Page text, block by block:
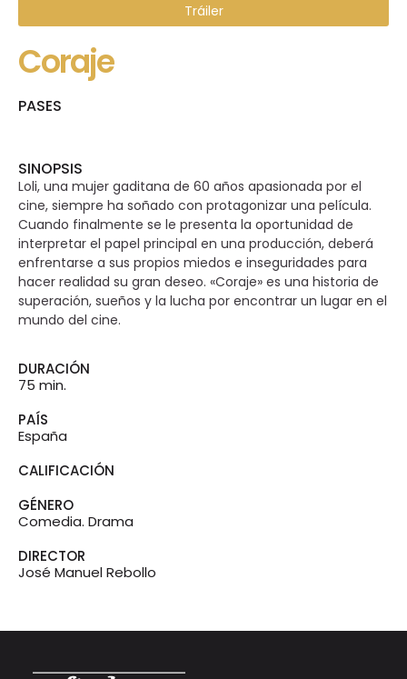
Tráiler
Coraje
PASES
SINOPSIS
Loli, una mujer gaditana de 60 años apasionada por el
cine, siempre ha soñado con protagonizar una película.
Cuando finalmente se le presenta la oportunidad de
interpretar el papel principal en una producción, deberá
enfrentarse a sus propios miedos e inseguridades para
hacer realidad su gran deseo. «Coraje» es una historia de
superación, sueños y la lucha por encontrar un lugar en el
mundo del cine.
DURACIÓN
75 min.
PAÍS
España
CALIFICACIÓN
GÉNERO
Comedia. Drama
DIRECTOR
José Manuel Rebollo